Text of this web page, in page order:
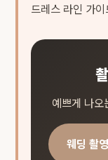
드레스 라인 가이
예쁘게 나오
웨딩 촬